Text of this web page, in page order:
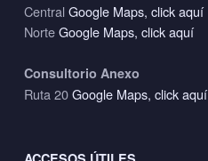
CentralGoogle Maps, click aquí
NorteGoogle Maps, click aquí
Consultorio Anexo
Ruta 20Google Maps, click aquí